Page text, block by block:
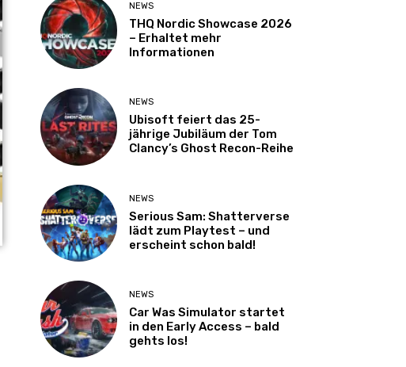
NEWS
THQ Nordic Showcase 2026
– Erhaltet mehr
Informationen
NEWS
Ubisoft feiert das 25-
jährige Jubiläum der Tom
Clancy’s Ghost Recon-Reihe
NEWS
Serious Sam: Shatterverse
lädt zum Playtest – und
erscheint schon bald!
NEWS
Car Was Simulator startet
in den Early Access – bald
gehts los!